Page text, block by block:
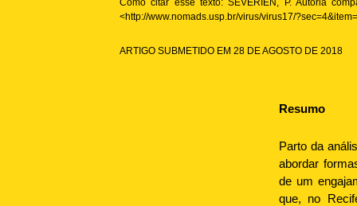
Como citar esse texto: SEVERIEN, P. Autoria
<http://www.nomads.usp.br/virus/virus17/
ARTIGO SUBMETIDO EM 28 DE AGOSTO DE 2018
Resumo
Parto da
abordar
de um
que, no